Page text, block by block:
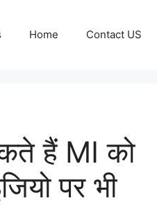
Home Contact US
हैं MI को
पर भी